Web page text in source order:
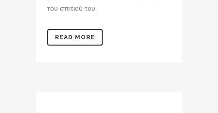
του σπιτιού του.
READ MORE